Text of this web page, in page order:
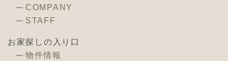
COMPANY
STAFF
お家探しの入り口
物件情報